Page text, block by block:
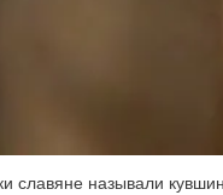
славяне называли